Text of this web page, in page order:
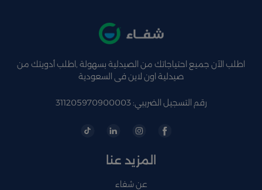
اطلب الآن جميع احتياجاتك من الصيدلية بسهولة ,اطلب أدويتك من
صيدلية اون لاين فى السعودية
رقم التسجيل الضريبي: 311205970900003
المزيد عنا
عن شفاء